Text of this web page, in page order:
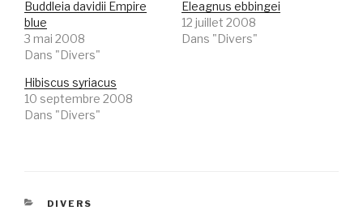
Buddleia davidii Empire
blue
3 mai 2008
Dans "Divers"
Eleagnus ebbingei
12 juillet 2008
Dans "Divers"
Hibiscus syriacus
10 septembre 2008
Dans "Divers"
CATÉGORIES
DIVERS